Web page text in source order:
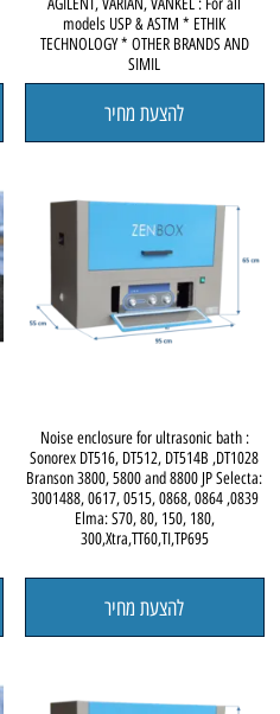
AGILENT, VARIAN, VANKEL : For all
models USP & ASTM * ETHIK
TECHNOLOGY * OTHER BRANDS AND
SIMIL
להצעת מחיר
Noise enclosure for ultrasonic bath :
Sonorex DT516, DT512, DT514B ,DT1028
Branson 3800, 5800 and 8800 JP Selecta:
3001488, 0617, 0515, 0868, 0864 ,0839
Elma: S70, 80, 150, 180,
300,Xtra,TT60,TI,TP695
להצעת מחיר